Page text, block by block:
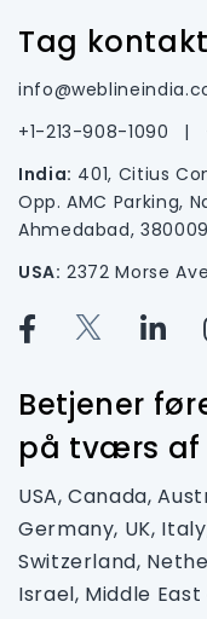
Tag kontakt
+1-213-908-1090
|
India: 401, Citius
Opp. AMC Parking,
Ahmedabad,
USA: 2372 Morse
Betjener
på tværs af
USA, Canada,
Germany, UK,
Switzerland,
Israel, Middle